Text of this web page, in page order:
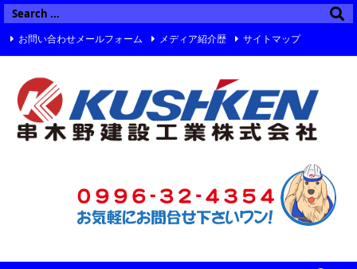
お問い合わせメールフォーム メディア紹介歴 サイトマップ